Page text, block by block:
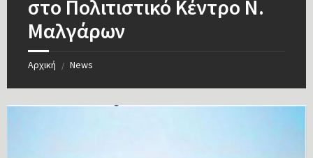
στο Πολιτιστικό Κέντρο Ν.
Μαλγάρων
Αρχική / News